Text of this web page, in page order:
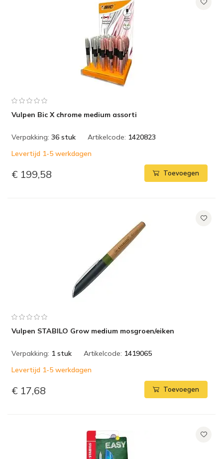
Vulpen Bic X chrome medium assorti
Verpakking: 36 stuk Artikelcode: 1420823
Levertijd 1-5 werkdagen
€ 199,58 Toevoegen
Vulpen STABILO Grow medium mosgroen/eiken
Verpakking: 1 stuk Artikelcode: 1419065
Levertijd 1-5 werkdagen
€ 17,68 Toevoegen